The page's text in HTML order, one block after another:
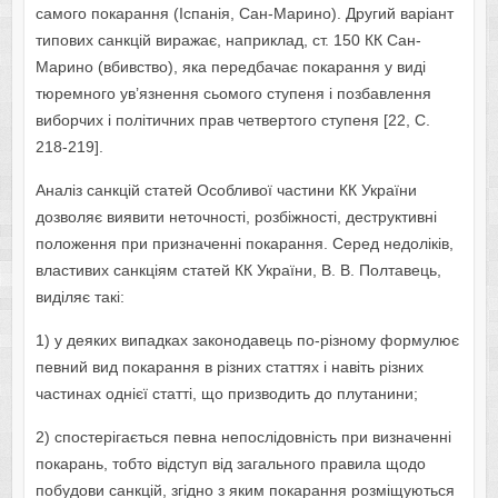
самого покарання (Іспанія, Сан-Марино). Другий варіант
типових санкцій виражає, наприклад, ст. 150 КК Сан-
Марино (вбивство), яка передбачає покарання у виді
тюремного ув’язнення сьомого ступеня і позбавлення
виборчих і політичних прав четвертого ступеня [22, С.
218-219].
Аналіз санкцій статей Особливої частини КК України
дозволяє виявити неточності, розбіжності, деструктивні
положення при призначенні покарання. Серед недоліків,
властивих санкціям статей КК України, В. В. Полтавець,
виділяє такі:
1) у деяких випадках законодавець по-різному формулює
певний вид покарання в різних статтях і навіть різних
частинах однієї статті, що призводить до плутанини;
2) спостерігається певна непослідовність при визначенні
покарань, тобто відступ від загального правила щодо
побудови санкцій, згідно з яким покарання розміщуються